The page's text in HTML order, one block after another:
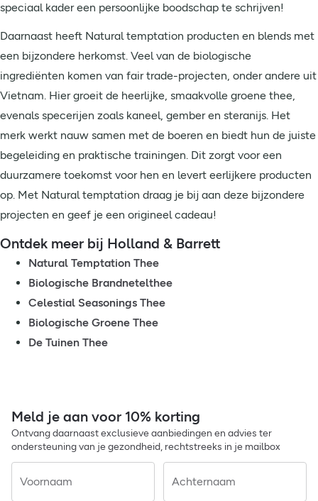
speciaal kader een persoonlijke boodschap te schrijven!
Daarnaast heeft Natural temptation producten en blends met
een bijzondere herkomst. Veel van de biologische
ingrediënten komen van fair trade-projecten, onder andere uit
Vietnam. Hier groeit de heerlijke, smaakvolle groene thee,
evenals specerijen zoals kaneel, gember en steranijs. Het
merk werkt nauw samen met de boeren en biedt hun de juiste
begeleiding en praktische trainingen. Dit zorgt voor een
duurzamere toekomst voor hen en levert eerlijkere producten
op. Met Natural temptation draag je bij aan deze bijzondere
projecten en geef je een origineel cadeau!
Ontdek meer bij Holland & Barrett
Natural Temptation Thee
Biologische Brandnetelthee
Celestial Seasonings Thee
Biologische Groene Thee
De Tuinen Thee
Meld je aan voor 10% korting
Ontvang daarnaast exclusieve aanbiedingen en advies ter
ondersteuning van je gezondheid, rechtstreeks in je mailbox
Voornaam Achternaam